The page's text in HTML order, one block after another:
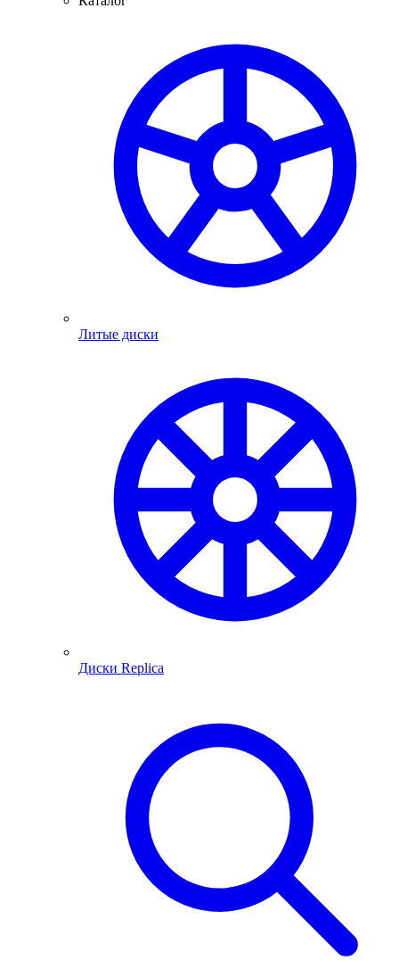
Литые диски
Диски Replica